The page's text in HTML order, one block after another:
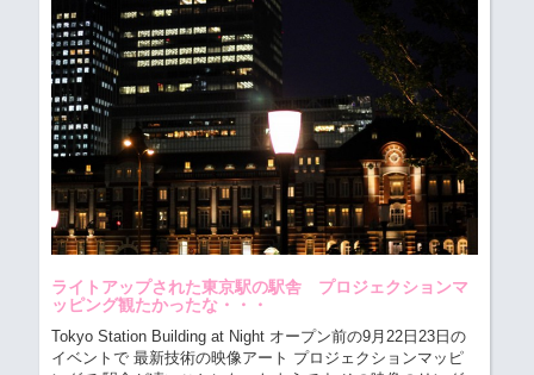
ライトアップされた東京駅の駅舎 プロジェクションマ
ッピング観たかったな・・・
Tokyo Station Building at Night オープン前の9月22日23日の
イベントで 最新技術の映像アート プロジェクションマッピ